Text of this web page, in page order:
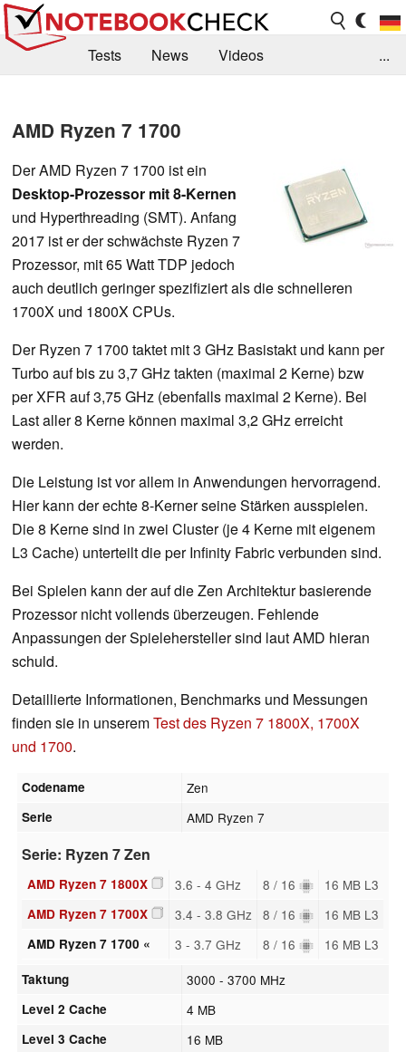
Tests News
Videos
Kaufberatung
Deals
Forum
...
AMD Ryzen 7 1700
Der AMD Ryzen 7 1700 ist ein
Desktop-Prozessor mit 8-Kernen
und Hyperthreading (SMT). Anfang
2017 ist er der schwächste Ryzen 7
Prozessor, mit 65 Watt TDP jedoch
auch deutlich geringer spezifiziert als die schnelleren
1700X und 1800X CPUs.
Der Ryzen 7 1700 taktet mit 3 GHz Basistakt und kann per
Turbo auf bis zu 3,7 GHz takten (maximal 2 Kerne) bzw
per XFR auf 3,75 GHz (ebenfalls maximal 2 Kerne). Bei
Last aller 8 Kerne können maximal 3,2 GHz erreicht
werden.
Die Leistung ist vor allem in Anwendungen hervorragend.
Hier kann der echte 8-Kerner seine Stärken ausspielen.
Die 8 Kerne sind in zwei Cluster (je 4 Kerne mit eigenem
L3 Cache) unterteilt die per Infinity Fabric verbunden sind.
Bei Spielen kann der auf die Zen Architektur basierende
Prozessor nicht vollends überzeugen. Fehlende
Anpassungen der Spielehersteller sind laut AMD hieran
schuld.
Detaillierte Informationen, Benchmarks und Messungen
finden sie in unseremTest des Ryzen 7 1800X, 1700X
und 1700.
Codename Zen
Serie AMD Ryzen 7
Serie: Ryzen 7 Zen
AMD Ryzen 7 1800X 3.6 - 4 GHz 8 / 16 16 MB L3
AMD Ryzen 7 1700X 3.4 - 3.8 GHz 8 / 16 16 MB L3
AMD Ryzen 7 1700 « 3 - 3.7 GHz 8 / 16 16 MB L3
Taktung 3000 - 3700 MHz
Level 2 Cache 4 MB
Level 3 Cache 16 MB